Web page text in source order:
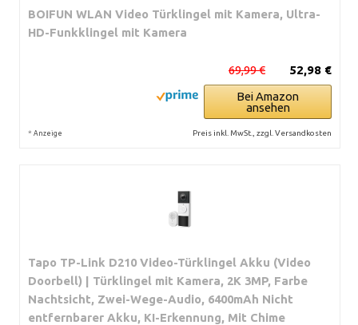
BOIFUN WLAN Video Türklingel mit Kamera, Ultra-
HD-Funkklingel mit Kamera
52,98 €
69,99 €
Bei Amazon
ansehen
* Anzeige Preis inkl. MwSt., zzgl. Versandkosten
Tapo TP-Link D210 Video-Türklingel Akku (Video
Doorbell) | Türklingel mit Kamera, 2K 3MP, Farbe
Nachtsicht, Zwei-Wege-Audio, 6400mAh Nicht
entfernbarer Akku, KI-Erkennung, Mit Chime